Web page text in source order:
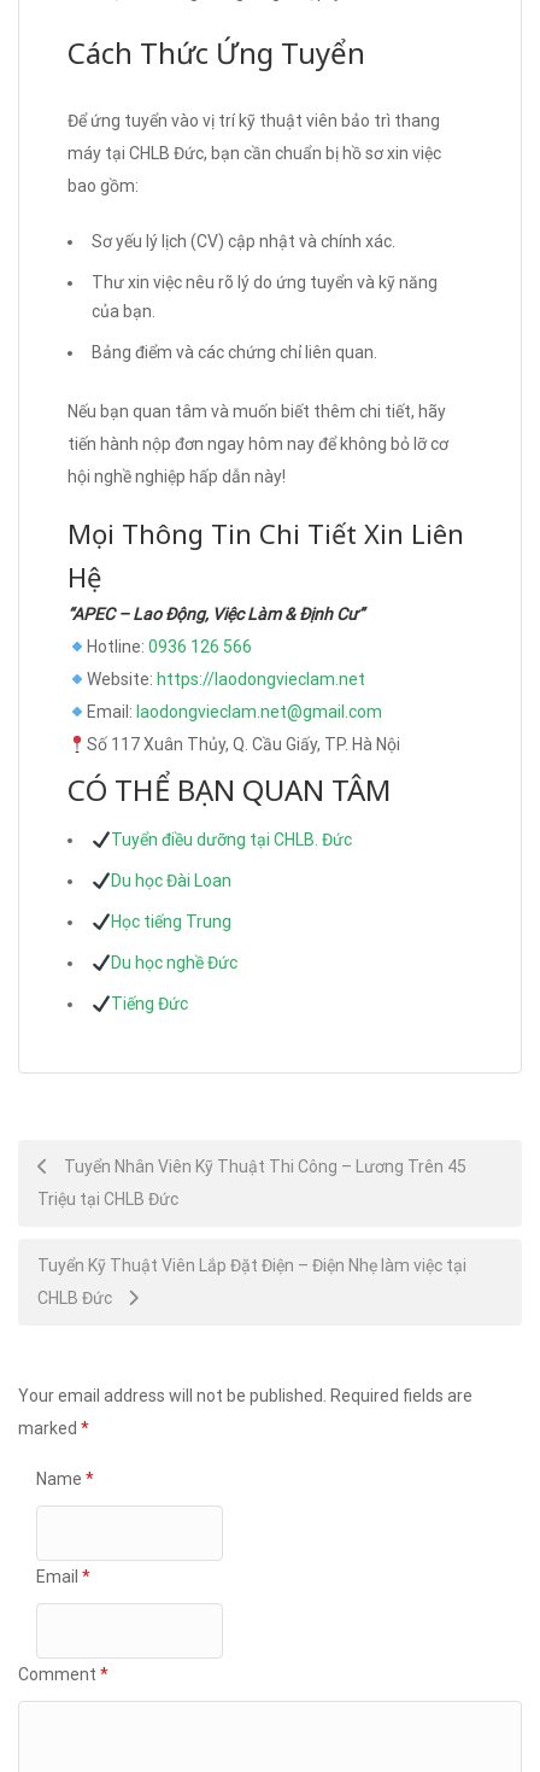
Cách Thức Ứng Tuyển
Để ứng tuyển vào vị trí kỹ thuật viên bảo trì thang
máy tại CHLB Đức, bạn cần chuẩn bị hồ sơ xin việc
bao gồm:
Sơ yếu lý lịch (CV) cập nhật và chính xác.
Thư xin việc nêu rõ lý do ứng tuyển và kỹ năng
của bạn.
Bảng điểm và các chứng chỉ liên quan.
Nếu bạn quan tâm và muốn biết thêm chi tiết, hãy
tiến hành nộp đơn ngay hôm nay để không bỏ lỡ cơ
hội nghề nghiệp hấp dẫn này!
Mọi Thông Tin Chi Tiết Xin Liên
Hệ
“APEC – Lao Động, Việc Làm & Định Cư”
Hotline: 0936 126 566
Website: https://laodongvieclam.net
Email: laodongvieclam.net@gmail.com
Số 117 Xuân Thủy, Q. Cầu Giấy, TP. Hà Nội
CÓ THỂ BẠN QUAN TÂM
Tuyển điều dưỡng tại CHLB. Đức
Du học Đài Loan
Học tiếng Trung
Du học nghề Đức
Tiếng Đức
Post
navigation
Tuyển Nhân Viên Kỹ Thuật Thi Công – Lương Trên 45
Triệu tại CHLB Đức
Tuyển Kỹ Thuật Viên Lắp Đặt Điện – Điện Nhẹ làm việc tại
CHLB Đức
Your email address will not be published. Required fields are
marked *
Name *
Email *
Comment *